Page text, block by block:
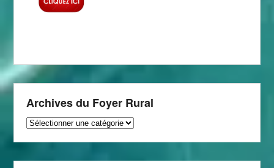
Archives du Foyer Rural
Archives
Rural